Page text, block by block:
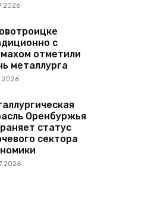
с
отметили
металлурга
Оренбуржья
статус
сектора